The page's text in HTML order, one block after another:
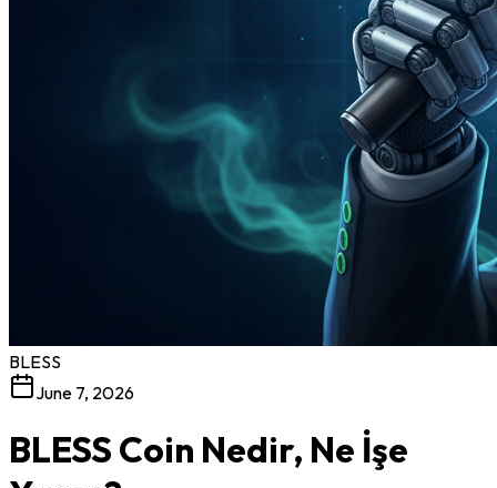
BLESS
June 7, 2026
BLESS Coin Nedir, Ne İşe